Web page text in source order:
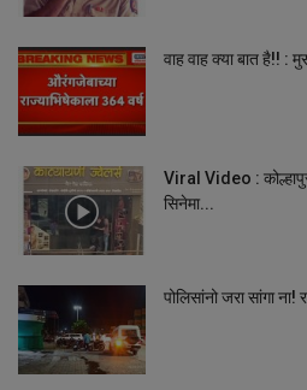
वाह वाह क्या बात है!! :
Viral Video :
सिनेमा...
पोलिसांनो जरा सांगा